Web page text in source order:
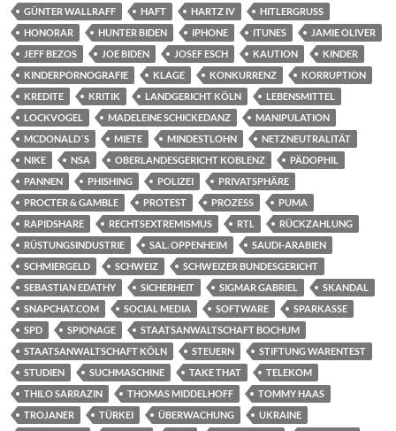
GÜNTER WALLRAFF
HAFT HARTZ IV
HITLERGRUSS
HONORAR
HUNTER BIDEN IPHONE ITUNES
JAMIE OLIVER
JEFF BEZOS
JOE BIDEN JOSEF ESCH KAUTION
KINDER
KINDERPORNOGRAFIE
KLAGE KONKURRENZ
KORRUPTION
KREDITE
KRITIK LANDGERICHT KÖLN
LEBENSMITTEL
LOCKVOGEL
MADELEINE SCHICKEDANZ
MANIPULATION
MCDONALD´S
MIETE MINDESTLOHN
NETZNEUTRALITÄT
NIKE
NSA OBERLANDESGERICHT KOBLENZ
PÄDOPHIL
PANNEN
PHISHING POLIZEI
PRIVATSPHÄRE
PROCTER & GAMBLE
PROTEST PROZESS
PUMA
RAPIDSHARE
RECHTSEXTREMISMUS RTL
RÜCKZAHLUNG
RÜSTUNGSINDUSTRIE
SAL. OPPENHEIM
SAUDI-ARABIEN
SCHMIERGELD
SCHWEIZ
SCHWEIZER BUNDESGERICHT
SEBASTIAN EDATHY
SICHERHEIT SIGMAR GABRIEL
SKANDAL
SNAPCHAT.COM
SOCIAL MEDIA SOFTWARE
SPARKASSE
SPD
SPIONAGE
STAATSANWALTSCHAFT BOCHUM
STAATSANWALTSCHAFT KÖLN
STEUERN
STIFTUNG WARENTEST
STUDIEN
SUCHMASCHINE TAKE THAT
TELEKOM
THILO SARRAZIN
THOMAS MIDDELHOFF
TOMMY HAAS
TROJANER
TÜRKEI ÜBERWACHUNG
UKRAINE